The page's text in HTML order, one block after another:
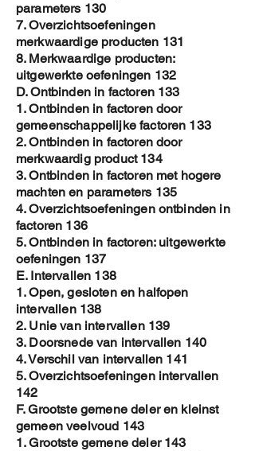
parameters 130
7. Overzichtsoefeningen
merkwaardige producten 131
8. Merkwaardige producten:
uitgewerkte oefeningen 132
D. Ontbinden in factoren 133
1. Ontbinden in factoren door
gemeenschappelijke factoren 133
2. Ontbinden in factoren door
merkwaardig product 134
3. Ontbinden in factoren met hogere
machten en parameters 135
4. Overzichtsoefeningen ontbinden in
factoren 136
5. Ontbinden in factoren: uitgewerkte
oefeningen 137
E. Intervallen 138
1. Open, gesloten en halfopen
intervallen 138
2. Unie van intervallen 139
3. Doorsnede van intervallen 140
4. Verschil van intervallen 141
5. Overzichtsoefeningen intervallen
142
F. Grootste gemene deler en kleinst
gemeen veelvoud 143
1. Grootste gemene deler 143